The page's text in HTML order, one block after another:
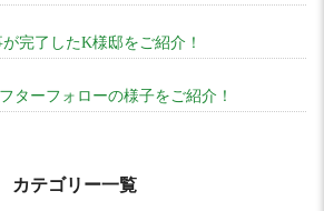
完了したK様邸をご紹介！
ターフォローの様子をご紹介！
カテゴリー一覧